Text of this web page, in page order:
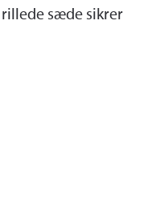
sæde sikrer